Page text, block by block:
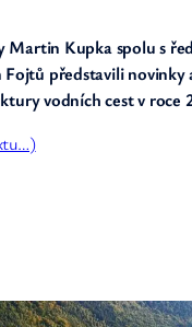
Martin Kupka spolu s
představili novinky
vodních cest v roce